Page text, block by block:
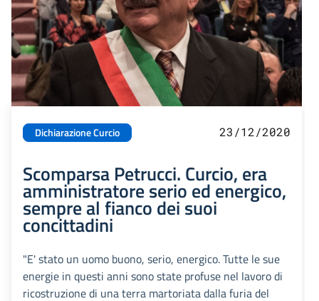
Dichiarazione Curcio 23/12/2020
Scomparsa Petrucci. Curcio, era
amministratore serio ed energico,
sempre al fianco dei suoi
concittadini
"E' stato un uomo buono, serio, energico. Tutte le sue
energie in questi anni sono state profuse nel lavoro di
ricostruzione di una terra martoriata dalla furia del